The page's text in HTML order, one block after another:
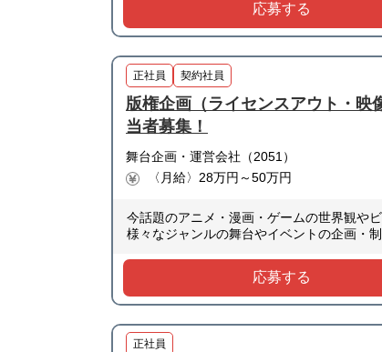
応募する
正社員 契約社員
版権企画（ライセンスアウト・映
当者募集！
舞台企画・運営会社（2051）
〈月給〉28万円～50万円
今話題のアニメ・漫画・ゲームの世界観や
様々なジャンルの舞台やイベントの企画・
応募する
正社員